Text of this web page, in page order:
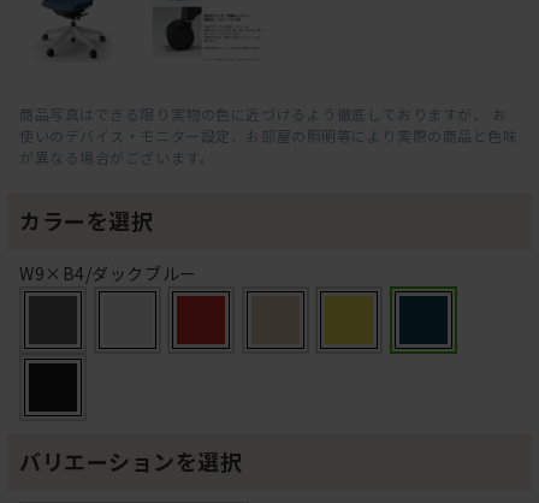
商品写真はできる限り実物の色に近づけるよう徹底しておりますが、 お
使いのデバイス・モニター設定、お部屋の照明等により実際の商品と色味
が異なる場合がございます。
カラーを選択
W9×B4/ダックブルー
バリエーションを選択